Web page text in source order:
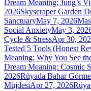
Dream Meaning: Jung’s
2026Skyscraper Garden
SanctuaryMay 7, 2026
Social AnxietyMay 3,
Cycle & StressApr 30,
Tested 5 Tools (Honest
Meaning: Why You See
Dream Meaning: Cosmic
2026Rüyada Bahar
MüjdesiApr 27, 2026